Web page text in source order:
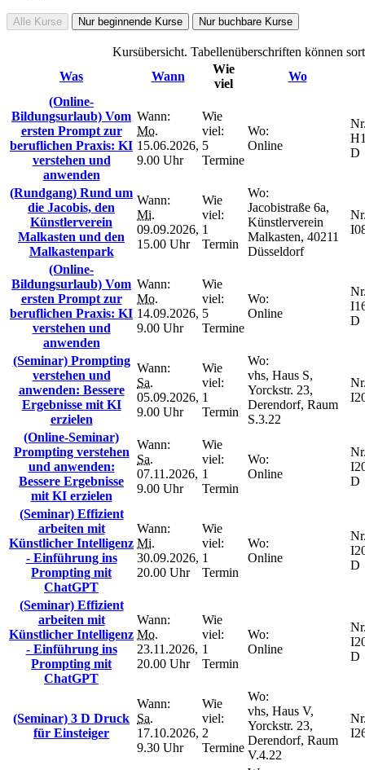
Alle Kurse Nur beginnende Kurse Nur buchbare Kurse
Kursübersicht. Tabellenüberschriften können
Was
Wann
Wie
viel
Wo
(Online-
Bildungsurlaub) Vom
ersten Prompt zur
beruflichen Praxis: KI
verstehen und
anwenden
Wann:
Mo.
15.06.2026,
9.00 Uhr
Wie
viel:
5
Termine
Wo:
Online
D
(Rundgang) Rund um
die Jacobis, den
Künstlerverein
Malkasten und den
Malkastenpark
Wann:
Mi.
09.09.2026,
15.00 Uhr
Wie
viel:
1
Termin
Wo:
Jacobistraße 6a,
Künstlerverein
Malkasten, 40211
Düsseldorf
(Online-
Bildungsurlaub) Vom
ersten Prompt zur
beruflichen Praxis: KI
verstehen und
anwenden
Wann:
Mo.
14.09.2026,
9.00 Uhr
Wie
viel:
5
Termine
Wo:
Online
D
(Seminar) Prompting
verstehen und
anwenden: Bessere
Ergebnisse mit KI
erzielen
Wann:
Sa.
05.09.2026,
9.00 Uhr
Wie
viel:
1
Termin
Wo:
vhs, Haus S,
Yorckstr. 23,
Derendorf, Raum
S.3.22
(Online-Seminar)
Prompting verstehen
und anwenden:
Bessere Ergebnisse
mit KI erzielen
Wann:
Sa.
07.11.2026,
9.00 Uhr
Wie
viel:
1
Termin
Wo:
Online
D
(Seminar) Effizient
arbeiten mit
Künstlicher Intelligenz
- Einführung ins
Prompting mit
ChatGPT
Wann:
Mi.
30.09.2026,
20.00 Uhr
Wie
viel:
1
Termin
Wo:
Online
D
(Seminar) Effizient
arbeiten mit
Künstlicher Intelligenz
- Einführung ins
Prompting mit
ChatGPT
Wann:
Mo.
23.11.2026,
20.00 Uhr
Wie
viel:
1
Termin
Wo:
Online
D
(Seminar) 3 D Druck
für Einsteiger
Wann:
Sa.
17.10.2026,
9.30 Uhr
Wie
viel:
2
Termine
Wo:
vhs, Haus V,
Yorckstr. 23,
Derendorf, Raum
V.4.22